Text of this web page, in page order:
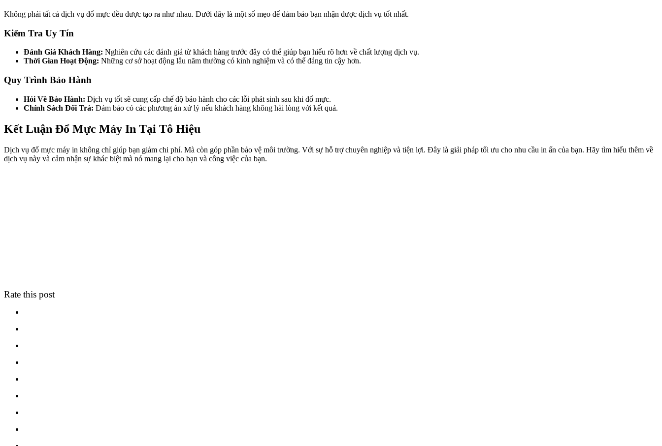
Không phải tất cả dịch vụ đổ mực đều được tạo ra như nhau. Dưới đây là một số mẹo để đảm bảo bạn nhận được dịch vụ tốt nhất.
Kiểm Tra Uy Tín
Đánh Giá Khách Hàng: Nghiên cứu các đánh giá từ khách hàng trước đây có thể giúp bạn hiểu rõ hơn về chất lượng dịch vụ.
Thời Gian Hoạt Động: Những cơ sở hoạt động lâu năm thường có kinh nghiệm và có thể đáng tin cậy hơn.
Quy Trình Bảo Hành
Hỏi Về Bảo Hành: Dịch vụ tốt sẽ cung cấp chế độ bảo hành cho các lỗi phát sinh sau khi đổ mực.
Chính Sách Đổi Trả: Đảm bảo có các phương án xử lý nếu khách hàng không hài lòng với kết quả.
Kết Luận Đổ Mực Máy In Tại Tô Hiệu
Dịch vụ đổ mực máy in không chỉ giúp bạn giảm chi phí. Mà còn góp phần bảo vệ môi trường. Với sự hỗ trợ chuyên nghiệp và tiện lợi. Đây là giải pháp tối ưu cho nhu cầu in ấn của bạn. Hãy tìm hiểu thêm về
dịch vụ này và cảm nhận sự khác biệt mà nó mang lại cho bạn và công việc của bạn.
Rate this post